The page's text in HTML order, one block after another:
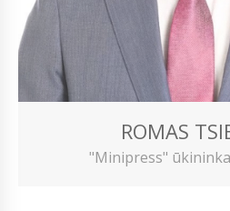
ROMAS
"Minipress"